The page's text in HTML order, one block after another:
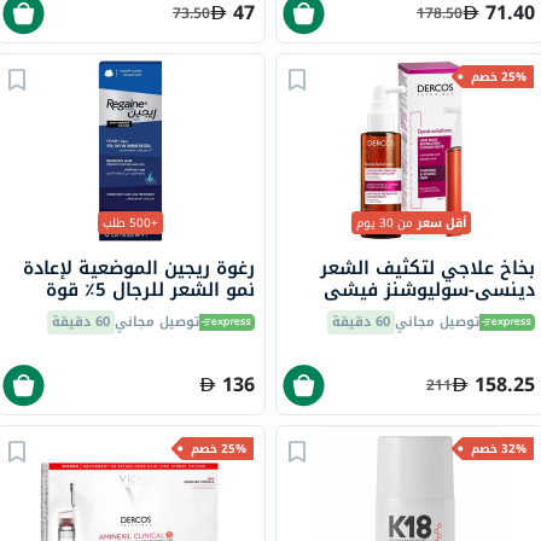
71.40
178.50
47
73.50
25% خصم
أقل سعرمن 30 يوم
بخاخ علاجي لتكثيف الشعر
دينسي-سوليوشنز فيشي
ديركوس، 100 ملتوصيل مجاني60 دقيقة
158.25
211
+500 طلب
رغوة ريجين الموضعية لإعادة
نمو الشعر للرجال 5٪ قوة
إضافية 73 ملتوصيل مجاني60 دقيقة
136
32% خصم 25% خصم